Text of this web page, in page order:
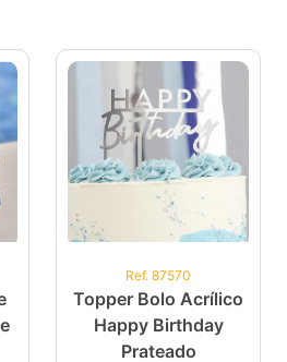
Ref. 87570
Topper Bolo Acrílico
Happy Birthday
Prateado